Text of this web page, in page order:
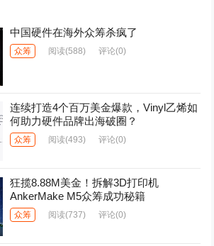
中国硬件在海外众筹杀疯了
众筹 阅读(588) 评论(0)
连续打造4个百万美金爆款，Vinyl乙烯如
何助力硬件品牌出海破圈？
众筹 阅读(493) 评论(0)
狂揽8.88M美金！拆解3D打印机
AnkerMake M5众筹成功秘籍
众筹 阅读(737) 评论(0)